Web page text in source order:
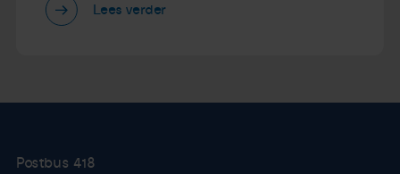
Lees verder
Postbus 418